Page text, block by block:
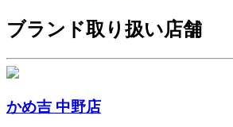
ブランド取り扱い店舗
かめ吉 中野店